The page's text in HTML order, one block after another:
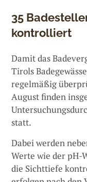
35
kontrolliert
Damit das
Tirols
regelmäßig
August finden
statt.
Dabei werden
Werte wie der pH-
die Sichttiefe